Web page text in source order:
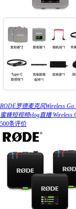
RODE罗德麦克风Wireless
蜜蜂短视频vlog直播 Wireless
500条评价